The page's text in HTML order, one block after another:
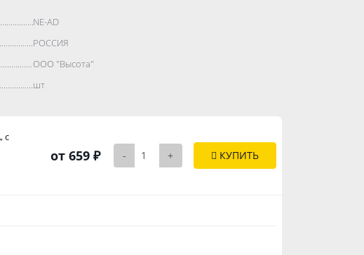
NE-AD
РОССИЯ
ООО "Высота"
шт
с
от 659 ₽ - + КУПИТЬ